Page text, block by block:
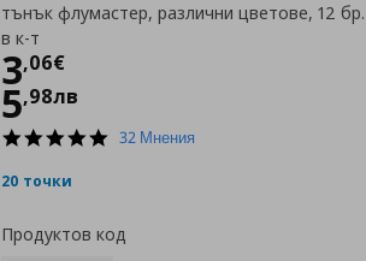
тънък флумастер, различни цветове, 12 бр.
в к-т
3,06€
Цена
5,98лв
4.932 Мнения
20 точки
Продуктов код